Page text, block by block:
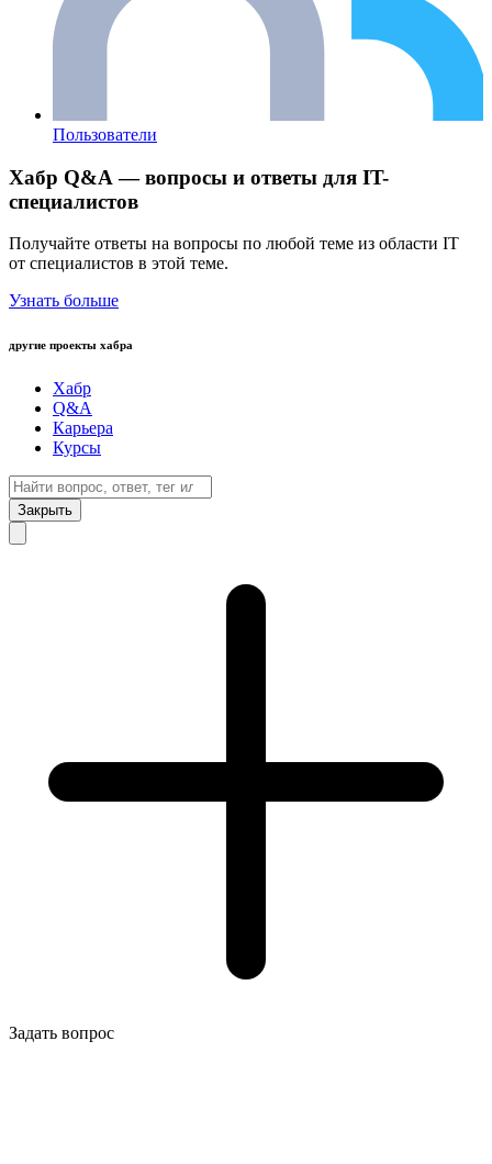
Пользователи
Хабр Q&A — вопросы и ответы для IT-
специалистов
Получайте ответы на вопросы по любой теме из области IT
от специалистов в этой теме.
Узнать больше
другие проекты хабра
Хабр
Q&A
Карьера
Курсы
Закрыть
Задать вопрос